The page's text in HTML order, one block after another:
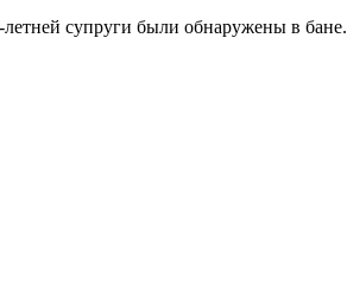
супруги были обнаружены в бане.